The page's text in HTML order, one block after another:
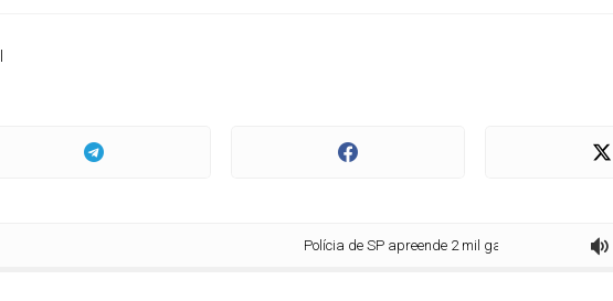
Polícia de SP apreende 2 mil garrafas de gin com notas